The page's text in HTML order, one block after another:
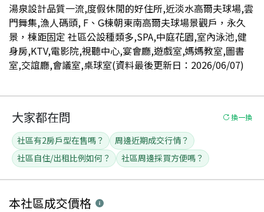
湯泉設計品質一流,度假休閒的好住所,近淡水高爾夫球場,雲
門舞集,漁人碼頭, F、G棟朝東南高爾夫球場景觀戶，永久
景，棟距固定 社區公設種類多,SPA,中庭花園,室內泳池,健
身房,KTV,電影院,視聽中心,宴會廳,遊戲室,媽媽教室,圖書
室,交誼廳,會議室,桌球室(資料最後更新日：2026/06/07)
大家都在問 換一換
社區有2房戶型在售嗎？
周邊近期成交行情？
社區自住/出租比例如何？
社區周邊採買方便嗎？
本社區成交價格